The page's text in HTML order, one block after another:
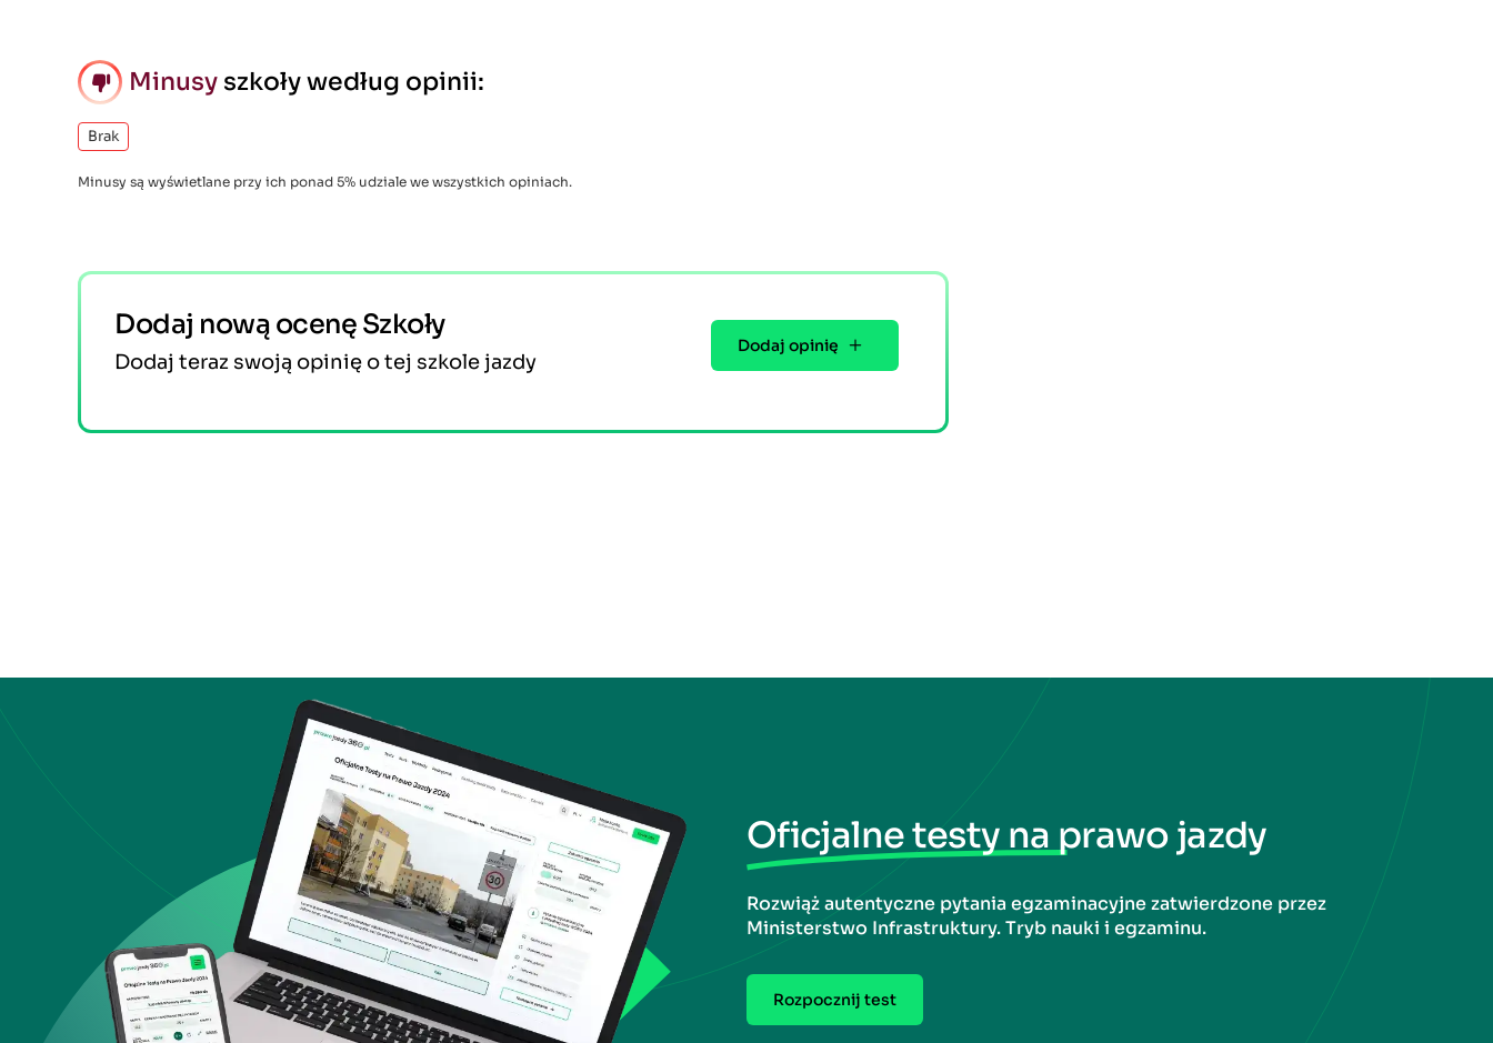
Minusy szkoły według opinii:
Brak
Minusy są wyświetlane przy ich ponad 5% udziale we wszystkich opiniach.
Dodaj nową ocenę Szkoły
Dodaj teraz swoją opinię o tej szkole jazdy
Dodaj opinię
Oficjalne testy na prawo jazdy
Rozwiąż autentyczne pytania egzaminacyjne zatwierdzone przez
Ministerstwo Infrastruktury. Tryb nauki i egzaminu.
Rozpocznij test